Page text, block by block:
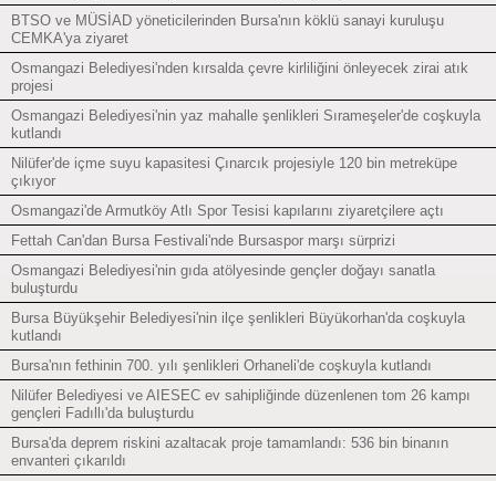
BTSO ve MÜSİAD yöneticilerinden Bursa'nın köklü sanayi kuruluşu
CEMKA'ya ziyaret
Osmangazi Belediyesi'nden kırsalda çevre kirliliğini önleyecek zirai atık
projesi
Osmangazi Belediyesi'nin yaz mahalle şenlikleri Sırameşeler'de coşkuyla
kutlandı
Nilüfer'de içme suyu kapasitesi Çınarcık projesiyle 120 bin metreküpe
çıkıyor
Osmangazi'de Armutköy Atlı Spor Tesisi kapılarını ziyaretçilere açtı
Fettah Can'dan Bursa Festivali'nde Bursaspor marşı sürprizi
Osmangazi Belediyesi'nin gıda atölyesinde gençler doğayı sanatla
buluşturdu
Bursa Büyükşehir Belediyesi'nin ilçe şenlikleri Büyükorhan'da coşkuyla
kutlandı
Bursa'nın fethinin 700. yılı şenlikleri Orhaneli'de coşkuyla kutlandı
Nilüfer Belediyesi ve AIESEC ev sahipliğinde düzenlenen tom 26 kampı
gençleri Fadıllı'da buluşturdu
Bursa'da deprem riskini azaltacak proje tamamlandı: 536 bin binanın
envanteri çıkarıldı